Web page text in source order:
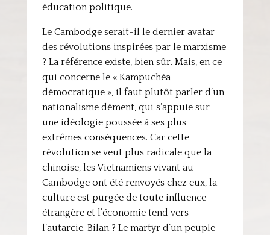
éducation politique.
Le Cambodge serait-il le dernier avatar
des révolutions inspirées par le marxisme
? La référence existe, bien sûr. Mais, en ce
qui concerne le « Kampuchéa
démocratique », il faut plutôt parler d’un
nationalisme dément, qui s’appuie sur
une idéologie poussée à ses plus
extrêmes conséquences. Car cette
révolution se veut plus radicale que la
chinoise, les Vietnamiens vivant au
Cambodge ont été renvoyés chez eux, la
culture est purgée de toute influence
étrangère et l’économie tend vers
l’autarcie. Bilan ? Le martyr d’un peuple